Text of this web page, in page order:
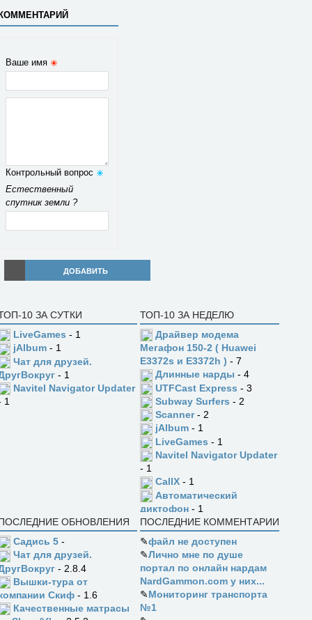
Ваше имя
Контрольный вопрос
Естественный
спутник земли ?
ДОБАВИТЬ
10 ЗА СУТКИ
LiveGames - 1
jAlbum - 1
Чат для друзей.
- 1
Navitel Navigator Updater
1
ТОП-10 ЗА НЕДЕЛЮ
Драйвер модема
Мегафон 150-2 ( Huawei
E3372s и E3372h ) - 7
Длинные нарды - 4
UTFCast Express - 3
Subway Surfers - 2
Scanner- 2
jAlbum - 1
LiveGames - 1
Navitel Navigator Updater
- 1
CallX - 1
Автоматический
диктофон - 1
ОБНОВЛЕНИЯ
Садись 5 -
Чат для друзей.
- 2.8.4
Вышки-тура от
Скиф - 1.6
Качественные матрасы
ПОСЛЕДНИЕ КОММЕНТАРИИ
✎файл не доступен
✎Лично мне по душе
портал по онлайн нардам
NardGammon.com у них...
✎Мониторинг транспорта
№1